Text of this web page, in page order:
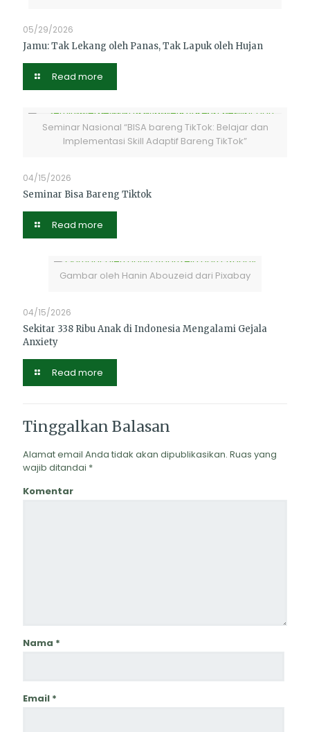
05/29/2026
Jamu: Tak Lekang oleh Panas, Tak Lapuk oleh Hujan
Read more
Seminar Nasional “BISA bareng TikTok: Belajar dan
Implementasi Skill Adaptif Bareng TikTok”
04/15/2026
Seminar Bisa Bareng Tiktok
Read more
Gambar oleh Hanin Abouzeid dari Pixabay
04/15/2026
Sekitar 338 Ribu Anak di Indonesia Mengalami Gejala
Anxiety
Read more
Tinggalkan Balasan
Alamat email Anda tidak akan dipublikasikan. Ruas yang
wajib ditandai *
Komentar
Nama *
Email *